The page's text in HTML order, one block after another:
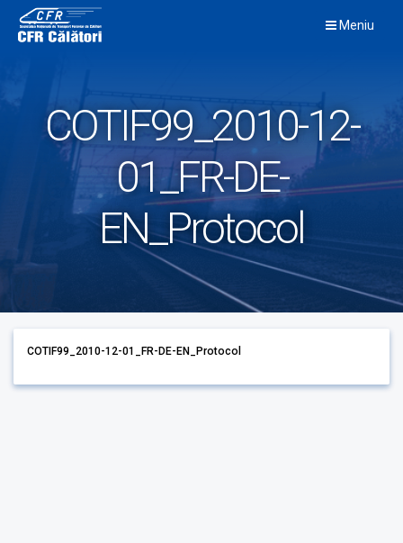
content
Meniu
COTIF99_2010-12-
01_FR-DE-
EN_Protocol
COTIF99_2010-12-01_FR-DE-EN_Protocol